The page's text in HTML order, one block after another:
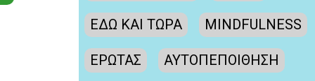
ΕΔΩ ΚΑΙ ΤΩΡΑ MINDFULNESS
ΕΡΩΤΑΣ ΑΥΤΟΠΕΠΟΙΘΗΣΗ